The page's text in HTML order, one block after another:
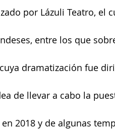
por Lázuli Teatro, el
entre los que
dramatización fue
de llevar a cabo la
2018 y de algunas